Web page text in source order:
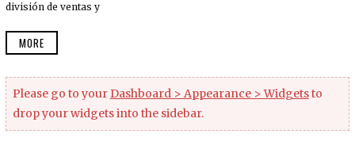
división de ventas y
MORE
Please go to your Dashboard > Appearance > Widgetsto
drop your widgets into the sidebar.